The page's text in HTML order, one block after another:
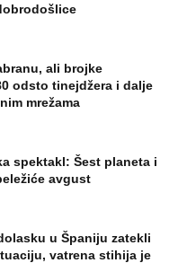
ali brojke
odsto tinejdžera i dalje
mrežama
spektakl: Šest planeta i
avgust
u Španiju zatekli
vatrena stihija je